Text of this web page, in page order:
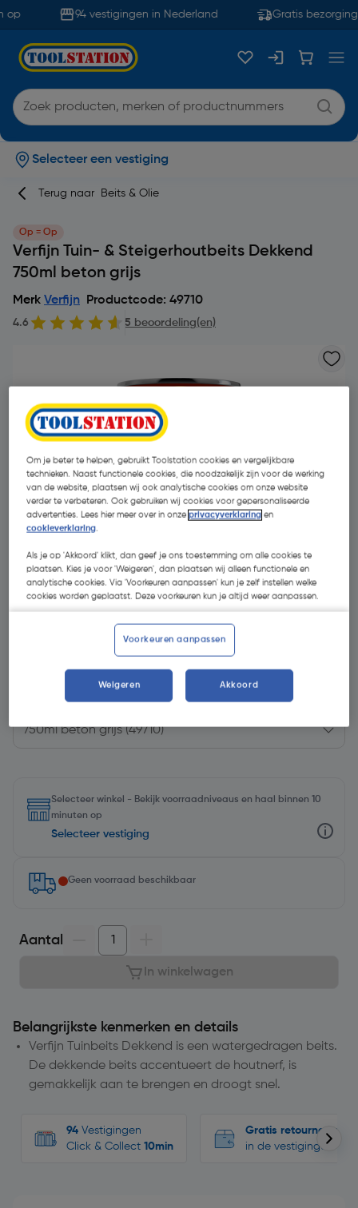
94 vestigingen in Nederland Gratis bezorging
Selecteer een vestiging
Terug naar Beits & Olie
Op = Op
Verfijn Tuin- & Steigerhoutbeits Dekkend
750ml beton grijs
Merk Verfijn Productcode: 49710
4.6 5 beoordeling(en)
- 9 %
€ 6,03
€ 7,31/L
Kies productvariant(4)
Selecteer winkel - Bekijk voorraadniveaus en haal binnen 10
minuten op
Selecteer vestiging
Geen voorraad beschikbaar
Aantal
In winkelwagen
Belangrijkste kenmerken en details
Verfijn Tuinbeits Dekkend is een watergedragen beits.
De dekkende beits accentueert de houtnerf, is
gemakkelijk aan te brengen en droogt snel.
94 Vestigingen
Click & Collect 10min
Gratis retourneren
in de vestigingen
Om je beter te helpen, gebruikt Toolstation cookies en vergelijkbare
technieken. Naast functionele cookies, die noodzakelijk zijn voor de werking
van de website, plaatsen wij ook analytische cookies om onze website
verder te verbeteren. Ook gebruiken wij cookies voor gepersonaliseerde
advertenties. Lees hier meer over in onzeprivacyverklaring en
cookieverklaring.
Als je op 'Akkoord' klikt, dan geef je ons toestemming om alle cookies te
plaatsen. Kies je voor 'Weigeren', dan plaatsen wij alleen functionele en
analytische cookies. Via 'Voorkeuren aanpassen' kun je zelf instellen welke
cookies worden geplaatst. Deze voorkeuren kun je altijd weer aanpassen.
Voorkeuren aanpassen
Weigeren Akkoord